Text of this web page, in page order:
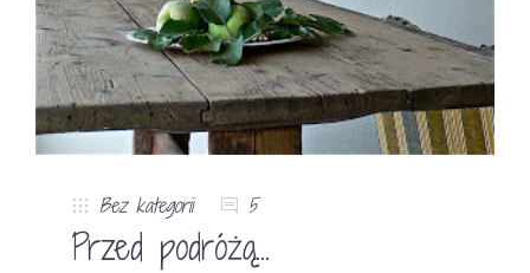
Bez kategorii 5
Przed podróżą…